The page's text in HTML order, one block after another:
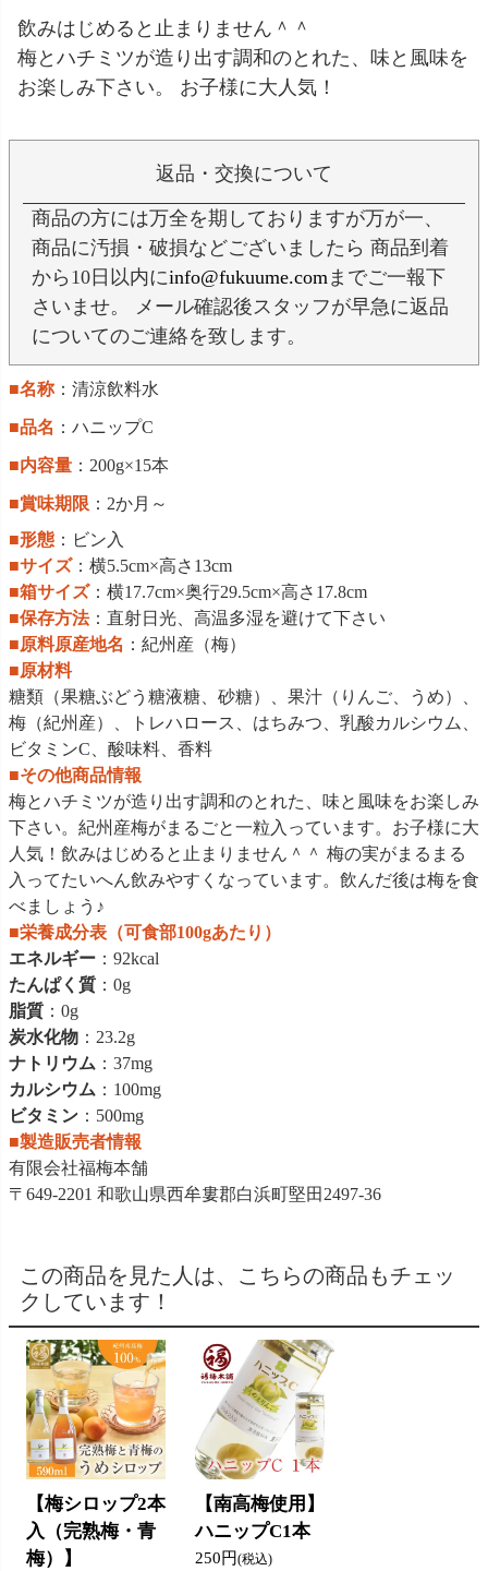
飲みはじめると止まりません＾＾
梅とハチミツが造り出す調和のとれた、味と風味を
お楽しみ下さい。 お子様に大人気！
返品・交換について
商品の方には万全を期しておりますが万が一、
商品に汚損・破損などございましたら 商品到着
から10日以内にinfo@fukuume.comまでご一報下
さいませ。 メール確認後スタッフが早急に返品
についてのご連絡を致します。
■名称：清涼飲料水
■品名 ：ハニップC
■内容量 ：200g×15本
■賞味期限 ：2か月～
■形態 ：ビン入
■サイズ：横5.5cm×高さ13cm
■箱サイズ：横17.7cm×奥行29.5cm×高さ17.8cm
■保存方法：直射日光、高温多湿を避けて下さい
■原料原産地名 ：紀州産（梅）
■原材料
糖類（果糖ぶどう糖液糖、砂糖）、果汁（りんご、うめ）、
梅（紀州産）、トレハロース、はちみつ、乳酸カルシウム、
ビタミンC、酸味料、香料
■その他商品情報
梅とハチミツが造り出す調和のとれた、味と風味をお楽しみ
下さい。紀州産梅がまるごと一粒入っています。お子様に大
人気！飲みはじめると止まりません＾＾ 梅の実がまるまる
入ってたいへん飲みやすくなっています。飲んだ後は梅を食
べましょう♪
■栄養成分表（可食部100gあたり）
エネルギー ：92kcal
たんぱく質 ：0g
脂質 ：0g
炭水化物 ：23.2g
ナトリウム ：37mg
カルシウム ：100mg
ビタミン ：500mg
■製造販売者情報
有限会社福梅本舗
〒649-2201 和歌山県西牟婁郡白浜町堅田2497-36
この商品を見た人は、こちらの商品もチェッ
クしています！
【梅シロップ2本
入（完熟梅・青
梅）】
【南高梅使用】
ハニップC1本
250円(税込)